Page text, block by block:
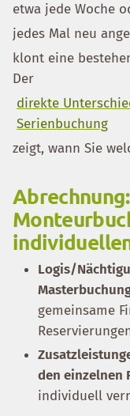
etwa jede Woche
jedes Mal neu
klont eine
Der
direkte
Serienbuchung
zeigt, wann Sie
Logis/
gemeinsame
den einzelnen
individuell